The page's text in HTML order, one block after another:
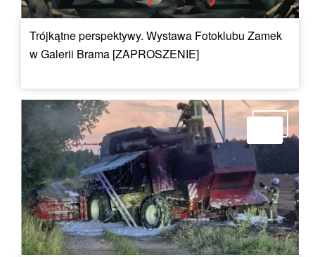
Trójkątne perspektywy. Wystawa Fotoklubu Zamek
w Galerii Brama [ZAPROSZENIE]